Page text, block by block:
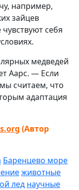
например,
зайцев
себя
медведей
Аарс. — Если
считаем, что
адаптация
(Автор
Баренцево море
животные
лед научные